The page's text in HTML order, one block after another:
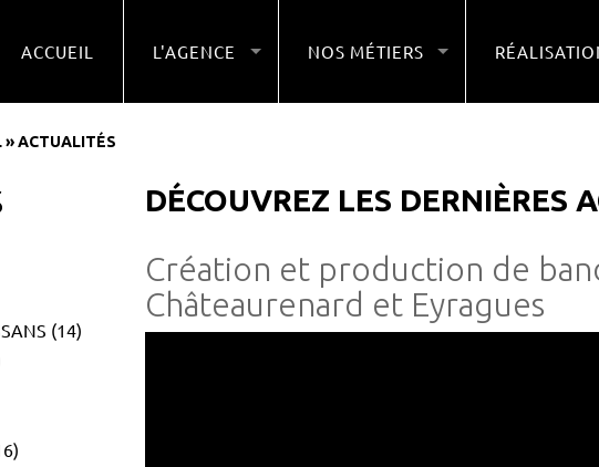
ACCUEIL L'AGENCE NOS MÉTIERS
»ACTUALITÉS
DÉCOUVREZ LES DERNIÈRES
Création et production de
Châteaurenard et Eyragues
(14)